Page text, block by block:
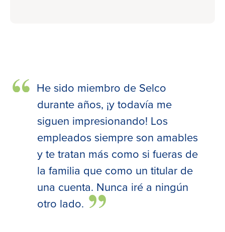
He sido miembro de Selco
durante años, ¡y todavía me
siguen impresionando! Los
empleados siempre son amables
y te tratan más como si fueras de
la familia que como un titular de
una cuenta. Nunca iré a ningún
otro lado.